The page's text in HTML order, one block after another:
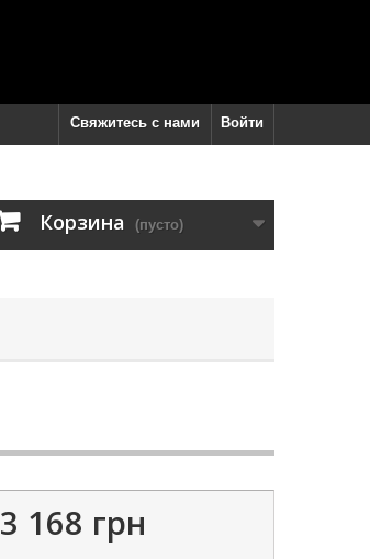
Войти
Свяжитесь с нами
Корзина (пусто)
3 168 грн